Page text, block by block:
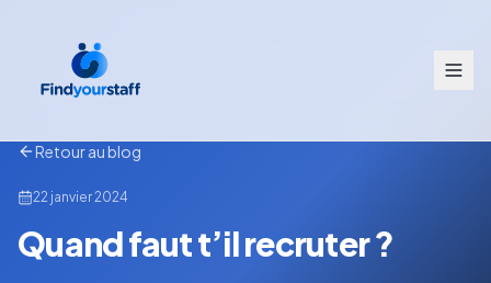
Retour au blog
22 janvier 2024
Quand faut t’il recruter ?